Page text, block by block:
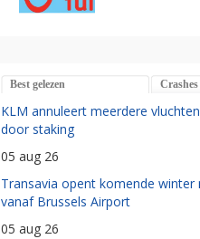
Best gelezen Crashes
KLM annuleert meerdere
door staking
05 aug 26
Transavia opent komende winter
vanaf Brussels Airport
05 aug 26